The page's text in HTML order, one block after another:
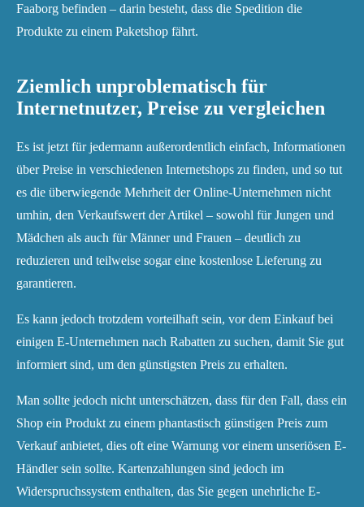
Faaborg befinden – darin besteht, dass die Spedition die
Produkte zu einem Paketshop fährt.
Ziemlich unproblematisch für
Internetnutzer, Preise zu vergleichen
Es ist jetzt für jedermann außerordentlich einfach, Informationen
über Preise in verschiedenen Internetshops zu finden, und so tut
es die überwiegende Mehrheit der Online-Unternehmen nicht
umhin, den Verkaufswert der Artikel – sowohl für Jungen und
Mädchen als auch für Männer und Frauen – deutlich zu
reduzieren und teilweise sogar eine kostenlose Lieferung zu
garantieren.
Es kann jedoch trotzdem vorteilhaft sein, vor dem Einkauf bei
einigen E-Unternehmen nach Rabatten zu suchen, damit Sie gut
informiert sind, um den günstigsten Preis zu erhalten.
Man sollte jedoch nicht unterschätzen, dass für den Fall, dass ein
Shop ein Produkt zu einem phantastisch günstigen Preis zum
Verkauf anbietet, dies oft eine Warnung vor einem unseriösen E-
Händler sein sollte. Kartenzahlungen sind jedoch im
Widerspruchssystem enthalten, das Sie gegen unehrliche E-